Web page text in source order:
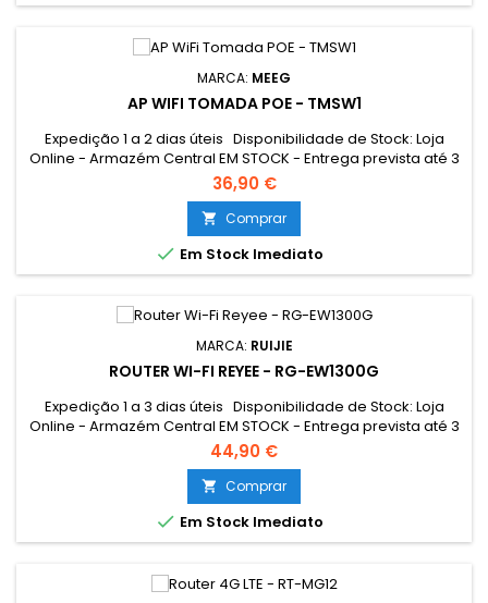
MARCA: MEEG
AP WIFI TOMADA POE - TMSW1
Expedição 1 a 2 dias úteis Disponibilidade de Stock: Loja
Online - Armazém Central EM STOCK - Entrega prevista até 3
dias úteis Loja Braga - Rua António Fernandes Ferreira
Gomes EM STOCK
36,90 €
 Comprar
 Em Stock Imediato
MARCA: RUIJIE
ROUTER WI-FI REYEE - RG-EW1300G
Expedição 1 a 3 dias úteis Disponibilidade de Stock: Loja
Online - Armazém Central EM STOCK - Entrega prevista até 3
dias úteis Loja Braga - Rua António Fernandes Ferreira
Gomes SEM STOCK - Por encomenda - chegada até 2 dias
úteis
44,90 €
 Comprar
 Em Stock Imediato